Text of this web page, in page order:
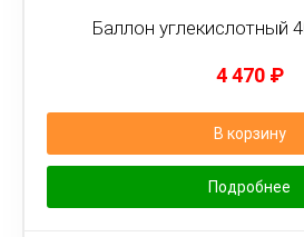
Баллон углекислотный
4 470 ₽
В корзину
Подробнее